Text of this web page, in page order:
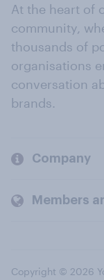
At the heart of
community,
thousands of
organisations
conversation
brands.
Company
Members
Copyright © 2026